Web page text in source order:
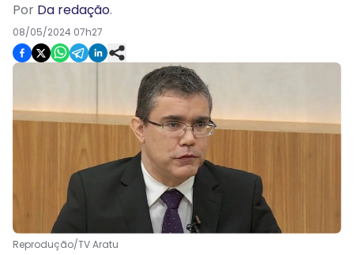
Por Da redação.
08/05/2024 07h27
Reprodução/TV Aratu